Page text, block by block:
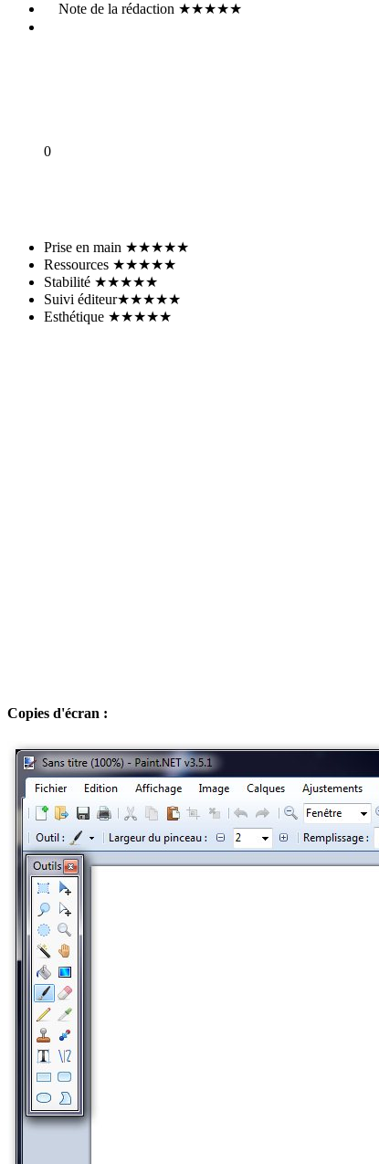
Note de la rédaction ★★★★★
0
Prise en main ★★★★★
Ressources ★★★★★
Stabilité ★★★★★
Suivi éditeur★★★★★
Esthétique ★★★★★
Copies d'écran :